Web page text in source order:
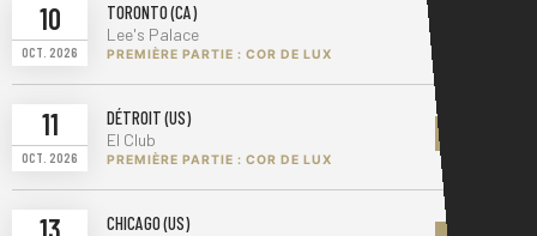
10
OCT. 2026
TORONTO (CA)
Lee's Palace
PREMIÈRE PARTIE : COR DE LUX
11
OCT. 2026
DÉTROIT (US)
El Club
PREMIÈRE PARTIE : COR DE LUX
CHICAGO (US)